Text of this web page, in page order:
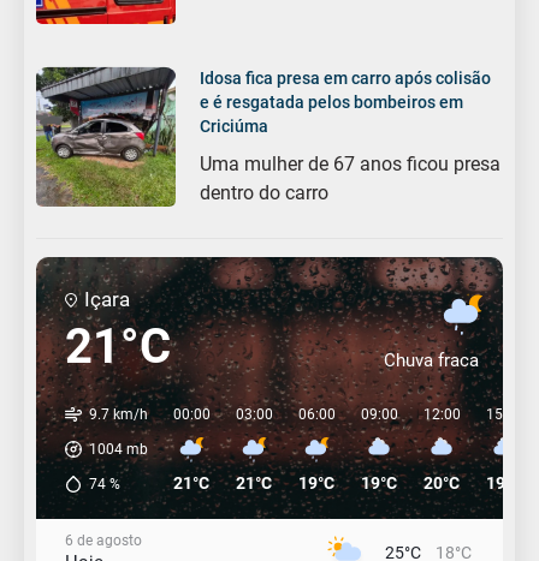
Idosa fica presa em carro após colisão
e é resgatada pelos bombeiros em
Criciúma
Uma mulher de 67 anos ficou presa
dentro do carro
Içara
21°C Chuva fraca
9.7 km/h
1004 mb
74 %
00:00
21°C
03:00
21°C
06:00
19°C
09:00
19°C
12:00
20°C
15:00
19°C
6 de agosto
25°C 18°C